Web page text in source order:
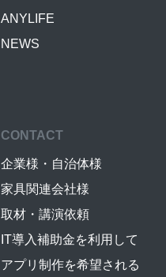
ANYLIFE
NEWS
CONTACT
企業様・自治体様
家具関連会社様
取材・講演依頼
IT導入補助金を利用して
アプリ制作を希望される